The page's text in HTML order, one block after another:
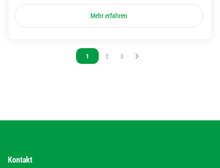
Mehr erfahren
Vous êtes sur la page
1 Vous êtes sur la page
2 Vous êtes sur la page
3
Kontakt